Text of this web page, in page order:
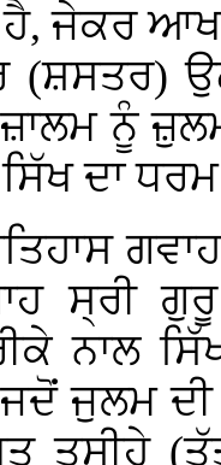
ਜੇਕਰ
(ਸ਼ਸਤਰ)
ਨੂੰ
ਦਾ
ਸ੍ਰੀ
ਨਾਲ
ਜੁਲਮ
ਤਸੀਹੇ